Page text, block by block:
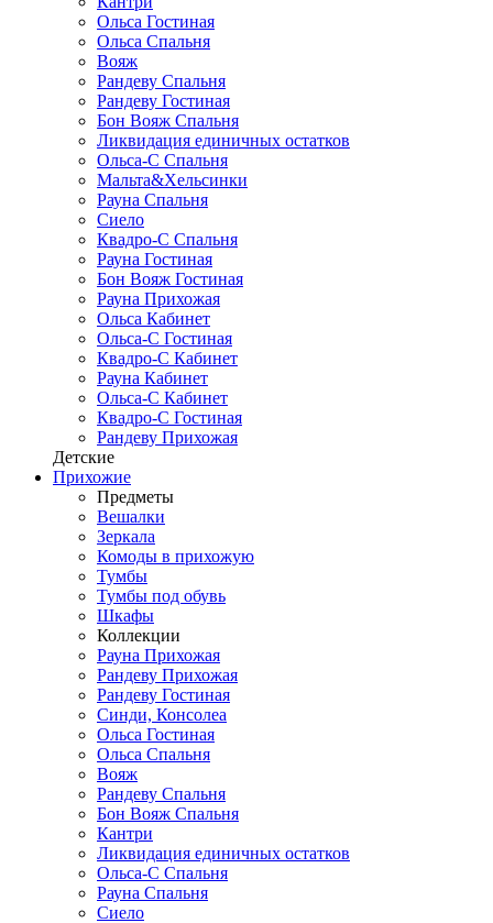
Ольса Гостиная
Ольса Спальня
Вояж
Рандеву Спальня
Рандеву Гостиная
Бон Вояж Спальня
Ликвидация единичных остатков
Ольса-С Спальня
Мальта&Хельсинки
Рауна Спальня
Сиело
Квадро-С Спальня
Рауна Гостиная
Бон Вояж Гостиная
Рауна Прихожая
Ольса Кабинет
Ольса-С Гостиная
Квадро-С Кабинет
Рауна Кабинет
Ольса-С Кабинет
Квадро-С Гостиная
Рандеву Прихожая
Детские
Прихожие
Предметы
Вешалки
Зеркала
Комоды в прихожую
Тумбы
Тумбы под обувь
Шкафы
Коллекции
Рауна Прихожая
Рандеву Прихожая
Рандеву Гостиная
Синди, Консолеа
Ольса Гостиная
Ольса Спальня
Вояж
Рандеву Спальня
Бон Вояж Спальня
Кантри
Ликвидация единичных остатков
Ольса-С Спальня
Рауна Спальня
Сиело